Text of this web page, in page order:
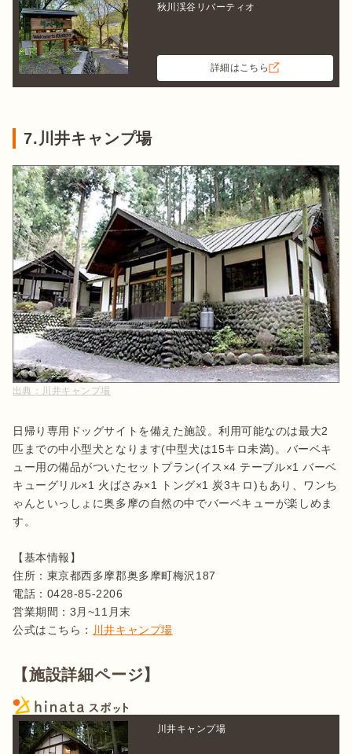
秋川渓谷リバーティオ
詳細はこちら
7.川井キャンプ場
出典： 川井キャンプ場
日帰り専用ドッグサイトを備えた施設。利用可能なのは最大2
匹までの中小型犬となります(中型犬は15キロ未満)。バーベキ
ュー用の備品がついたセットプラン(イス×4 テーブル×1 バーベ
キューグリル×1 火ばさみ×1 トング×1 炭3キロ)もあり、ワンち
ゃんといっしょに奥多摩の自然の中でバーベキューが楽しめま
す。
【基本情報】
住所：東京都西多摩郡奥多摩町梅沢187
電話：0428-85-2206
営業期間：3月~11月末
公式はこちら：
川井キャンプ場
【施設詳細ページ】
川井キャンプ場